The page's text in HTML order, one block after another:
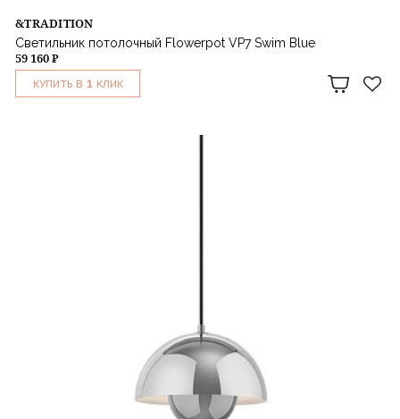
&TRADITION
Светильник потолочный Flowerpot VP7 Swim Blue
59 160 ₽
КУПИТЬ В 1 КЛИК